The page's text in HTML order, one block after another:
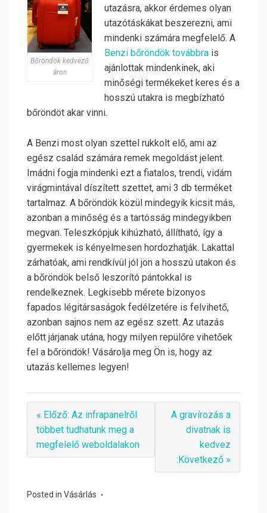
Bőröndök kedvező
áron
utazásra, akkor érdemes olyan
utazótáskákat beszerezni, ami
mindenki számára megfelelő. A
Benzi bőröndök továbbra is
ajánlottak mindenkinek, aki
minőségi termékeket keres és a
hosszú utakra is megbízható
bőröndöt akar vinni.
A Benzi most olyan szettel rukkolt elő, ami az
egész család számára remek megoldást jelent.
Imádni fogja mindenki ezt a fiatalos, trendi, vidám
virágmintával díszített szettet, ami 3 db terméket
tartalmaz. A bőröndök közül mindegyik kicsit más,
azonban a minőség és a tartósság mindegyikben
megvan. Teleszkópjuk kihúzható, állítható, így a
gyermekek is kényelmesen hordozhatják. Lakattal
zárhatóak, ami rendkívül jól jön a hosszú utakon és
a bőröndök belső leszorító pántokkal is
rendelkeznek. Legkisebb mérete bizonyos
fapados légitársaságok fedélzetére is felvihető,
azonban sajnos nem az egész szett. Az utazás
előtt járjanak utána, hogy milyen repülőre vihetőek
fel a bőröndök! Vásárolja meg Ön is, hogy az
utazás kellemes legyen!
« Előző: Az infrapanelről
többet tudhatunk meg a
megfelelő weboldalakon
A gravírozás a
divatnak is
kedvez
:Következő »
Posted in Vásárlás